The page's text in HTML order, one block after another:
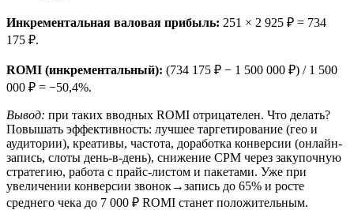
Инкрементальная валовая прибыль: 251 × 2 925 ₽ = 734
175 ₽.
ROMI (инкрементальный): (734 175 ₽ − 1 500 000 ₽) / 1 500
000 ₽ = −50,4%.
Вывод: при таких вводных ROMI отрицателен. Что делать?
Повышать эффективность: лучшее таргетирование (гео и
аудитории), креативы, частота, доработка конверсии (онлайн-
запись, слоты день-в-день), снижение CPM через закупочную
стратегию, работа с прайс-листом и пакетами. Уже при
увеличении конверсии звонок→запись до 65% и росте
среднего чека до 7 000 ₽ ROMI станет положительным.